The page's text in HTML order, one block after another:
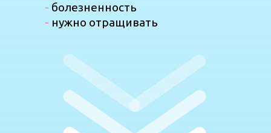
- болезненность
- нужно отращивать